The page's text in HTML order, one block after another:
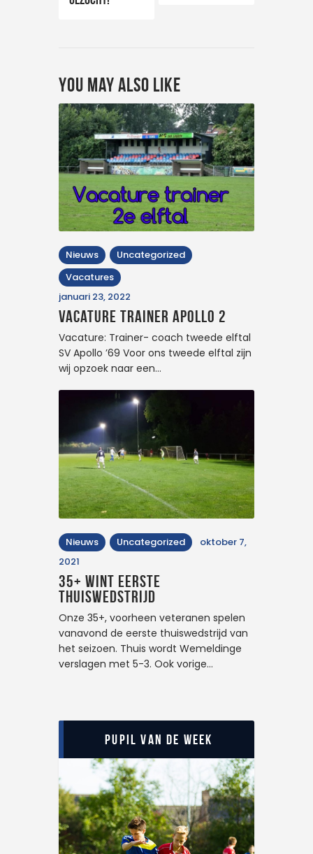
You May Also Like
Nieuws
Uncategorized
Vacatures
januari 23, 2022
Vacature trainer Apollo 2
Vacature: Trainer- coach tweede elftal
SV Apollo ’69 Voor ons tweede elftal zijn
wij opzoek naar een…
Nieuws Uncategorized
oktober 7,
2021
35+ wint eerste
thuiswedstrijd
Onze 35+, voorheen veteranen spelen
vanavond de eerste thuiswedstrijd van
het seizoen. Thuis wordt Wemeldinge
verslagen met 5-3. Ook vorige…
Pupil van de Week